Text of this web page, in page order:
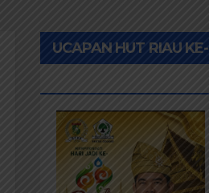
UCAPAN HUT RIAU KE-